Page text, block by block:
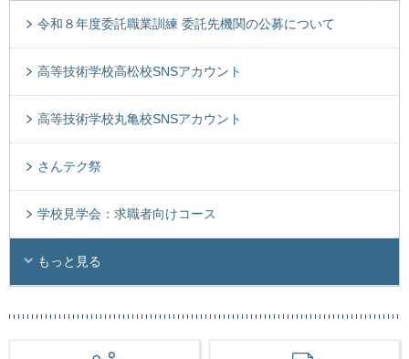
令和８年度委託職業訓練 委託先機関の公募について
高等技術学校高松校SNSアカウント
高等技術学校丸亀校SNSアカウント
さんテク祭
学校見学会：求職者向けコース
もっと見る